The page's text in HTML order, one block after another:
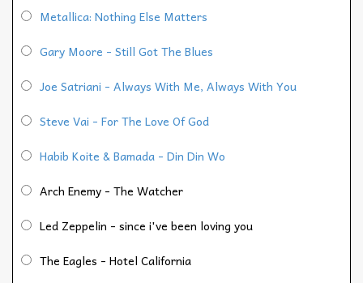
Metallica: Nothing Else Matters
Gary Moore - Still Got The Blues
Joe Satriani - Always With Me, Always With You
Steve Vai - For The Love Of God
Habib Koite & Bamada - Din Din Wo
Arch Enemy - The Watcher
Led Zeppelin - since i've been loving you
The Eagles - Hotel California